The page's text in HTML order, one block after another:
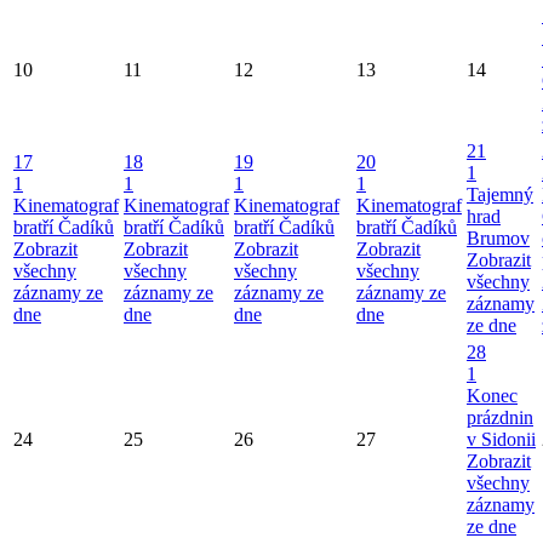
10 11 12 13 14
17
1
Kinematograf
bratří Čadíků
Zobrazit
všechny
záznamy ze
dne
18
1
Kinematograf
bratří Čadíků
Zobrazit
všechny
záznamy ze
dne
19
1
Kinematograf
bratří Čadíků
Zobrazit
všechny
záznamy ze
dne
20
1
Kinematograf
bratří Čadíků
Zobrazit
všechny
záznamy ze
dne
21
1
Tajemný
hrad
Brumov
Zobrazit
všechny
záznamy
ze dne
24 25 26 27
28
1
Konec
prázdnin
v Sidonii
Zobrazit
všechny
záznamy
ze dne